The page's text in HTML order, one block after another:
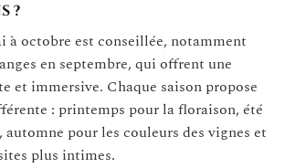
?
à octobre est conseillée, notamment
en septembre, qui offrent une
et immersive. Chaque saison propose
: printemps pour la floraison, été
pour les couleurs des vignes et
plus intimes.